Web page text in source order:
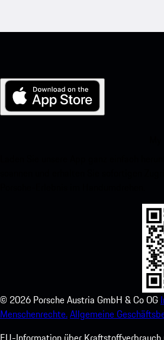
© 2026 Porsche Austria GmbH & Co OG
Menschenrechte.Allgemeine